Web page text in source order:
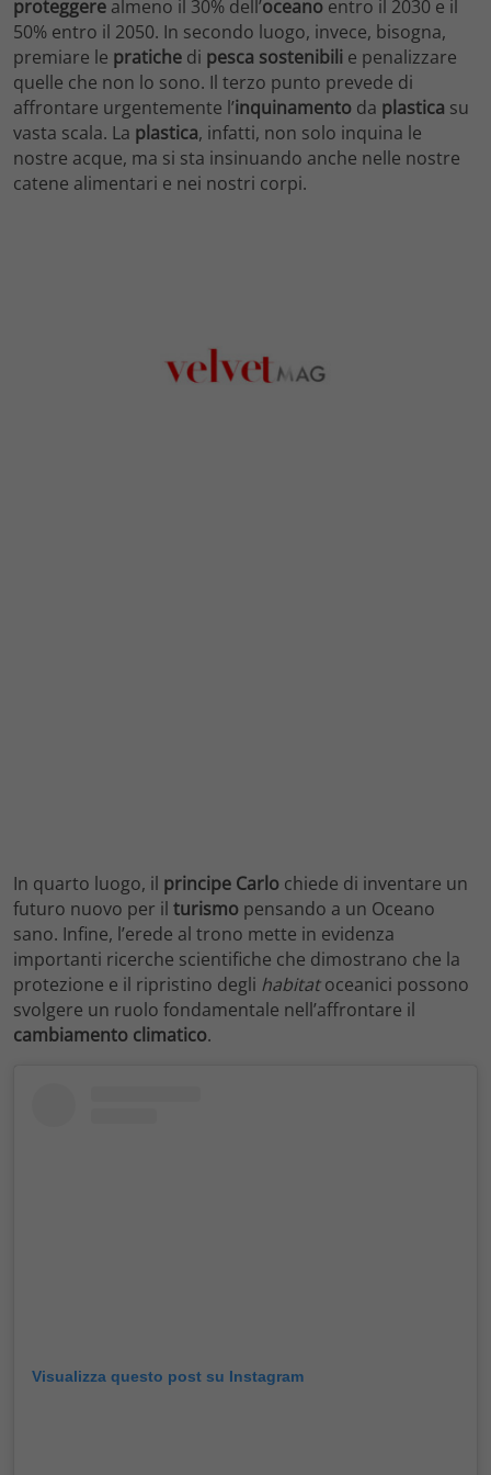
proteggere almeno il 30% dell’oceano entro il 2030 e il
50% entro il 2050. In secondo luogo, invece, bisogna,
premiare le pratiche di pesca sostenibili e penalizzare
quelle che non lo sono. Il terzo punto prevede di
affrontare urgentemente l’inquinamento da plastica su
vasta scala. La plastica, infatti, non solo inquina le
nostre acque, ma si sta insinuando anche nelle nostre
catene alimentari e nei nostri corpi.
In quarto luogo, il principe Carlo chiede di inventare un
futuro nuovo per il turismo pensando a un Oceano
sano. Infine, l’erede al trono mette in evidenza
importanti ricerche scientifiche che dimostrano che la
protezione e il ripristino degli habitatoceanici possono
svolgere un ruolo fondamentale nell’affrontare il
cambiamento climatico.
Visualizza questo post su Instagram